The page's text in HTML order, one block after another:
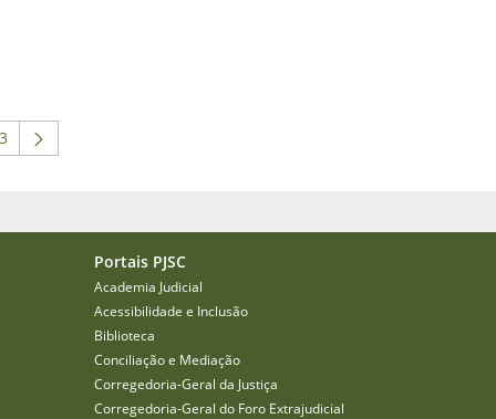
navegar. Usar ABA para navegar.
Portais PJSC
Academia Judicial
Acessibilidade e Inclusão
Biblioteca
Conciliação e Mediação
Corregedoria-Geral da Justiça
Corregedoria-Geral do Foro Extrajudicial